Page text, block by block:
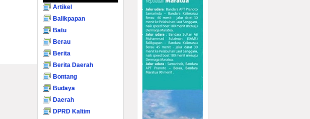
Artikel
Balikpapan
Batu
Berau
Berita
Berita Daerah
Bontang
Budaya
Daerah
DPRD Kaltim